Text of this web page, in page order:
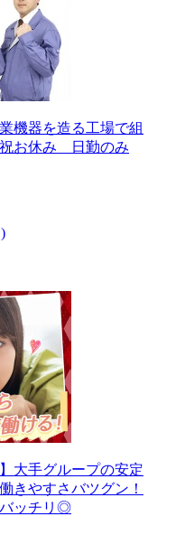
機器を造る工場で組
お休み 日勤のみ
大手グループの安定
きやすさバツグン！
ッチリ◎